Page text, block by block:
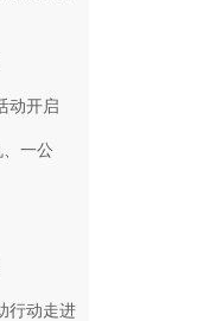
动开启
一公
行动走进